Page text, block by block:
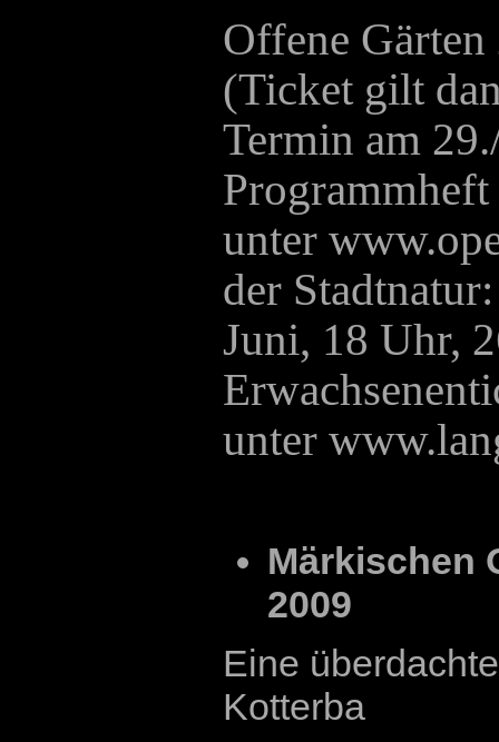
Offene
(Ticket gilt
Termin am
unter
der
Juni, 18 Uhr,
unter
Märkischen
2009
Eine
Kotterba